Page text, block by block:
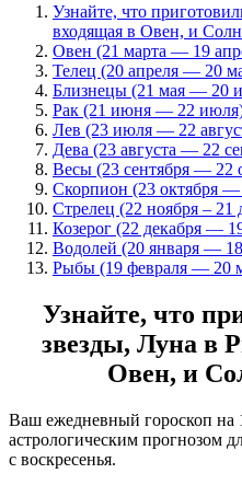
Узнайте, что
входящая в Овен, и
Овен (21 марта — 19
Телец (20 апреля — 20
Близнецы (21 мая — 20
Рак (21 июня — 22
Лев (23 июля — 22
Дева (23 августа — 22
Весы (23 сентября — 22
Скорпион (23 октября —
Стрелец (22 ноября – 21
Козерог (22 декабря —
Водолей (20 января —
Рыбы (19 февраля — 20
Узнайте, что
звезды, Луна в
Овен, и
Ваш ежедневный гороскоп на
астрологическим прогнозом
с воскресенья.